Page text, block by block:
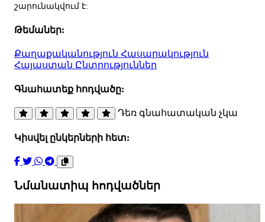
շարունակվում է:
Թեմաներ:
Քաղաքականություն Հասարակություն
Հայաստան Ընտրություններ
Գնահատեք հոդվածը:
Դեռ գնահատական չկա
Կիսվել ընկերների հետ:
Նմանատիպ հոդվածներ